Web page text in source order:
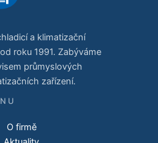
a klimatizační
roku 1991. Zabýváme
průmyslových
zařízení.
O firmě